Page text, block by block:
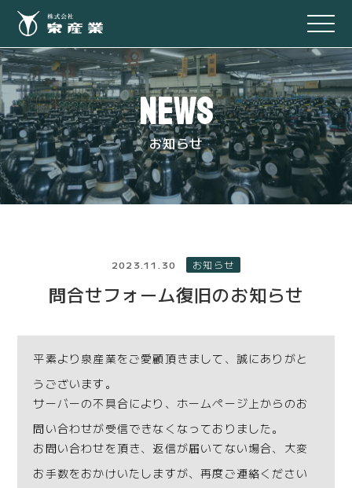
NEWS
お知らせ
2023.11.30 お知らせ
問合せフォーム復旧のお知らせ
平素より泉産業をご愛顧頂きまして、誠にありがと
うございます。
サーバーの不具合により、ホームページ上からのお
問い合わせが受信できなくなっておりました。
お問い合わせを頂き、返信が届いてない場合、大変
お手数をおかけいたしますが、再度ご連絡ください